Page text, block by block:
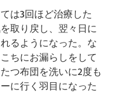
は3回ほど治療した
取り戻し、翌々日に
るようになった。な
ちにお漏らしをして
つ布団を洗いに2度も
に行く羽目になった